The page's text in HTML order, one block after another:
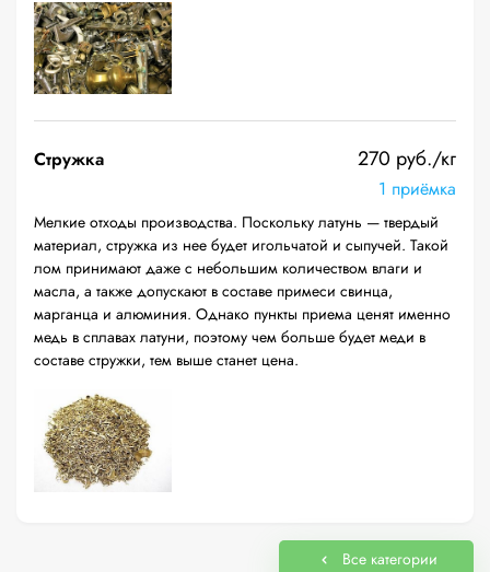
Стружка 270 руб./кг
1 приёмка
Мелкие отходы производства. Поскольку латунь — твердый
материал, стружка из нее будет игольчатой и сыпучей. Такой
лом принимают даже с небольшим количеством влаги и
масла, а также допускают в составе примеси свинца,
марганца и алюминия. Однако пункты приема ценят именно
медь в сплавах латуни, поэтому чем больше будет меди в
составе стружки, тем выше станет цена.
Все категории